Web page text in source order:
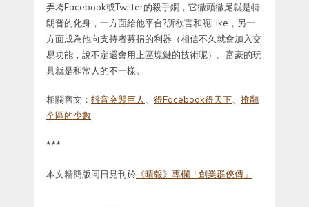
弄垮Facebook或Twitter的殺手鐧，它徹頭徹尾就是特
朗普的化身，一方面給他平台?所欲言和呃Like，另一
方面成為他向支持者募捐的利器（相信不久就會加入交
易功能，說不定還會用上區塊鏈的技術呢）。富豪的玩
具就是和常人的不一樣。
相關舊文： 抖音突襲巨人、 得Facebook得天下、 推翻
全區的少數
***
本文精簡版同日見刊於 《晴報》專欄「創業群俠傳」